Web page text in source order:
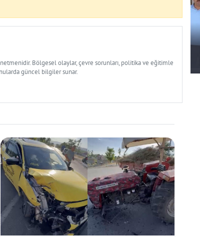
Bölgesel olaylar, çevre sorunları, politika ve eğitimle
güncel bilgiler sunar.